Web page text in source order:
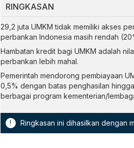
RINGKASAN
29,2 juta UMKM tidak memiliki akses
perbankan Indonesia masih rendah
Hambatan kredit bagi UMKM adalah
perbankan lebih mahal.
Pemerintah mendorong pembiayaan
0,5% dengan batas penghasilan
berbagai program kementerian/
! Ringkasan ini dihasilkan dengan